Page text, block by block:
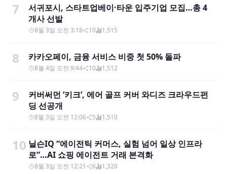
7
서귀포시, 스타트업베이·타운 입주기업 모집…총 4
개사 선발
8월 3일 오전 3:18 10 1,515
8 카카오페이, 금융 서비스 비중 첫 50% 돌파
8월 4일 오전 9:44 10 1,512
9
커버써먼 ‘키크’, 에어 골프 커버 와디즈 크라우드펀
딩 선공개
8월 3일 오전 12:06 5 1,510
10 닐슨IQ “에이전틱 커머스, 실험 넘어 일상 인프라
로”…AI 쇼핑 에이전트 거래 본격화
8월 3일 오전 12:21 6 1,320